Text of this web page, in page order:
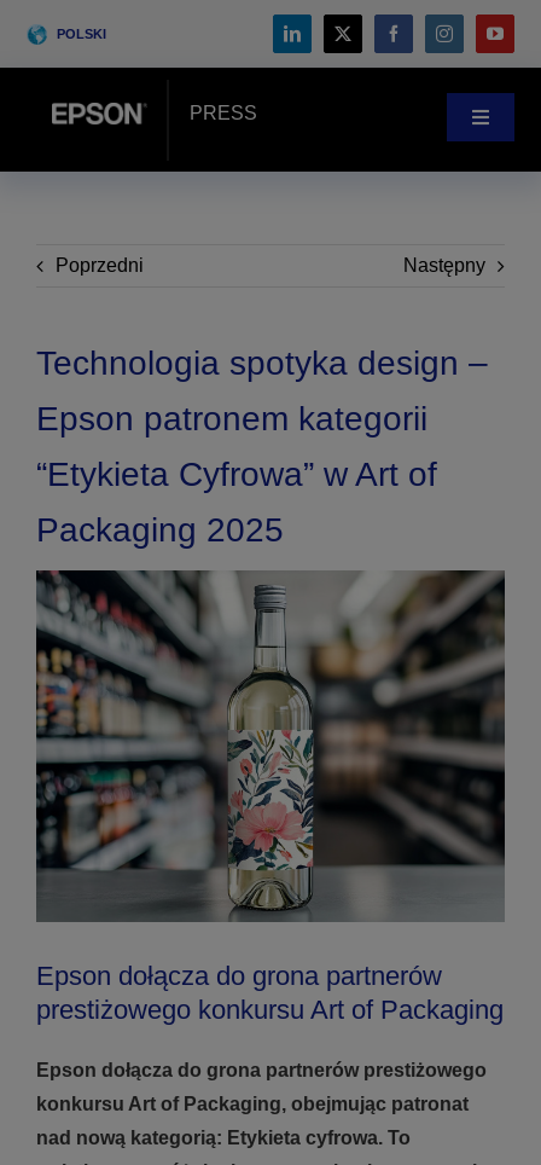
POLSKI
PRESS
Toggle
Historie klientów
Wydarzenia
Search
for:
Poprzedni Następny
Technologia spotyka design –
Epson patronem kategorii
“Etykieta Cyfrowa” w Art of
Packaging 2025
Epson dołącza do grona partnerów
prestiżowego konkursu Art of Packaging
Epson dołącza do grona partnerów prestiżowego
konkursu Art of Packaging, obejmując patronat
nad nową kategorią: Etykieta cyfrowa. To